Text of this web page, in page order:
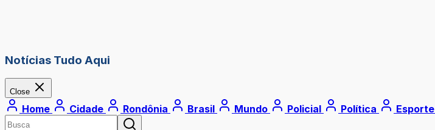
Notícias Tudo Aqui
Close
Home Cidade Rondônia Brasil Mundo Policial Política Esporte